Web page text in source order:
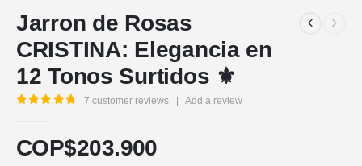
Jarron de Rosas
CRISTINA: Elegancia en
12 Tonos Surtidos ⚜️
7 customer reviews Add a review
COP$203.900